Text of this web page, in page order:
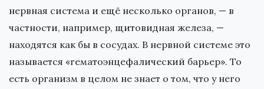
нервная система и ещё несколько органов, — в
частности, например, щитовидная железа, —
находятся как бы в сосудах. В нервной системе это
называется «гематоэнцефалический барьер». То
есть организм в целом не знает о том, что у него